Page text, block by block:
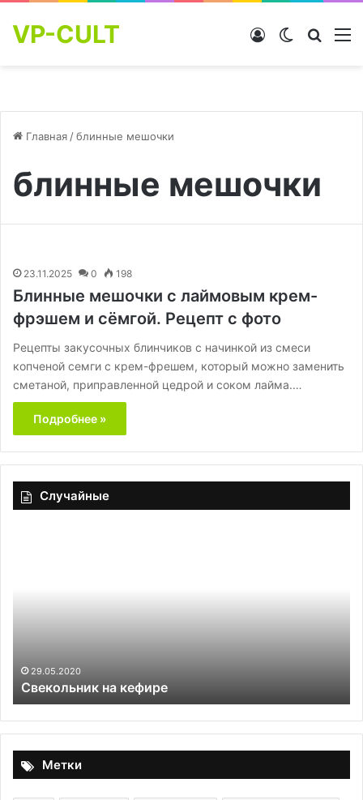
VP-CULT Switch skin
Войти
Главная /блинные мешочки
блинные мешочки
23.11.2025 0 198
Блинные мешочки с лаймовым крем-
фрэшем и сёмгой. Рецепт с фото
Рецепты закусочных блинчиков с начинкой из смеси
копченой семги с крем-фрешем, который можно заменить
сметаной, приправленной цедрой и соком лайма.…
Подробнее »
Случайные
29.05.2020
Свекольник на кефире
на
Метки